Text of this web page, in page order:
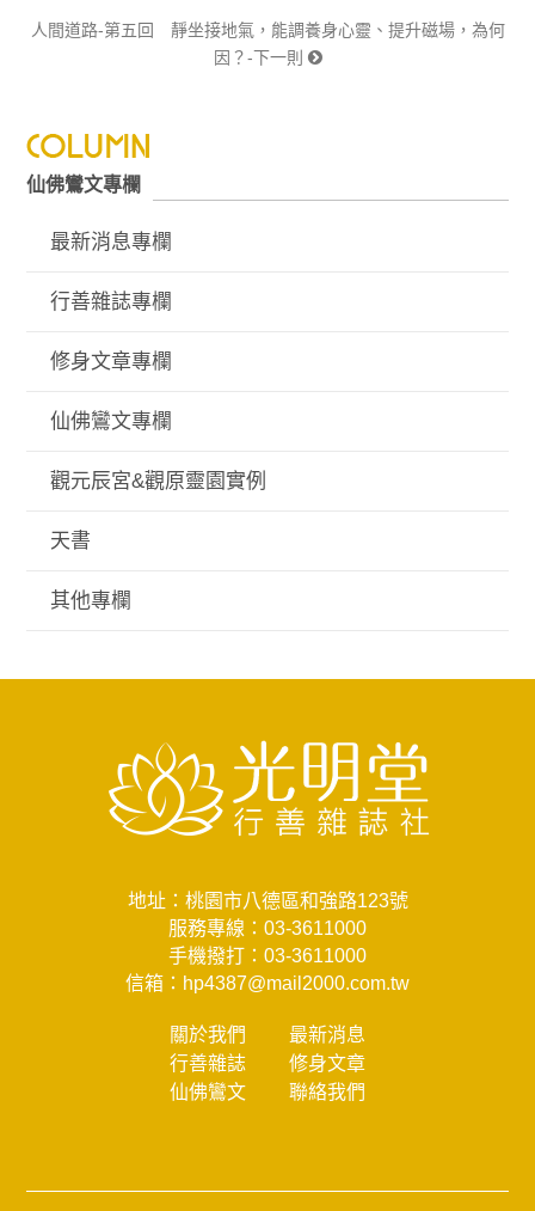
人間道路-第五回 靜坐接地氣，能調養身心靈、提升磁場，為何
因？-下一則
仙佛鸞文專欄
最新消息專欄
行善雜誌專欄
修身文章專欄
仙佛鸞文專欄
觀元辰宮&觀原靈園實例
天書
其他專欄
地址：桃園市八德區和強路123號
服務專線： 03-3611000
手機撥打： 03-3611000
信箱： hp4387@mail2000.com.tw
關於我們
最新消息
行善雜誌
修身文章
仙佛鸞文
聯絡我們